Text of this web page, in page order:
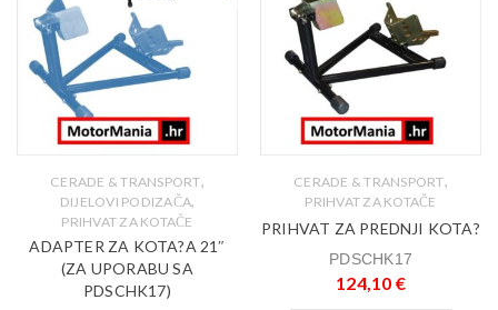
CERADE & TRANSPORT,
DIJELOVI PODIZAČA,
PRIHVAT ZA KOTAČE
ADAPTER ZA KOTA?A 21″
(ZA UPORABU SA
PDSCHK17)
CERADE & TRANSPORT,
PRIHVAT ZA KOTAČE
PRIHVAT ZA PREDNJI KOTA?
PDSCHK17
124,10 €